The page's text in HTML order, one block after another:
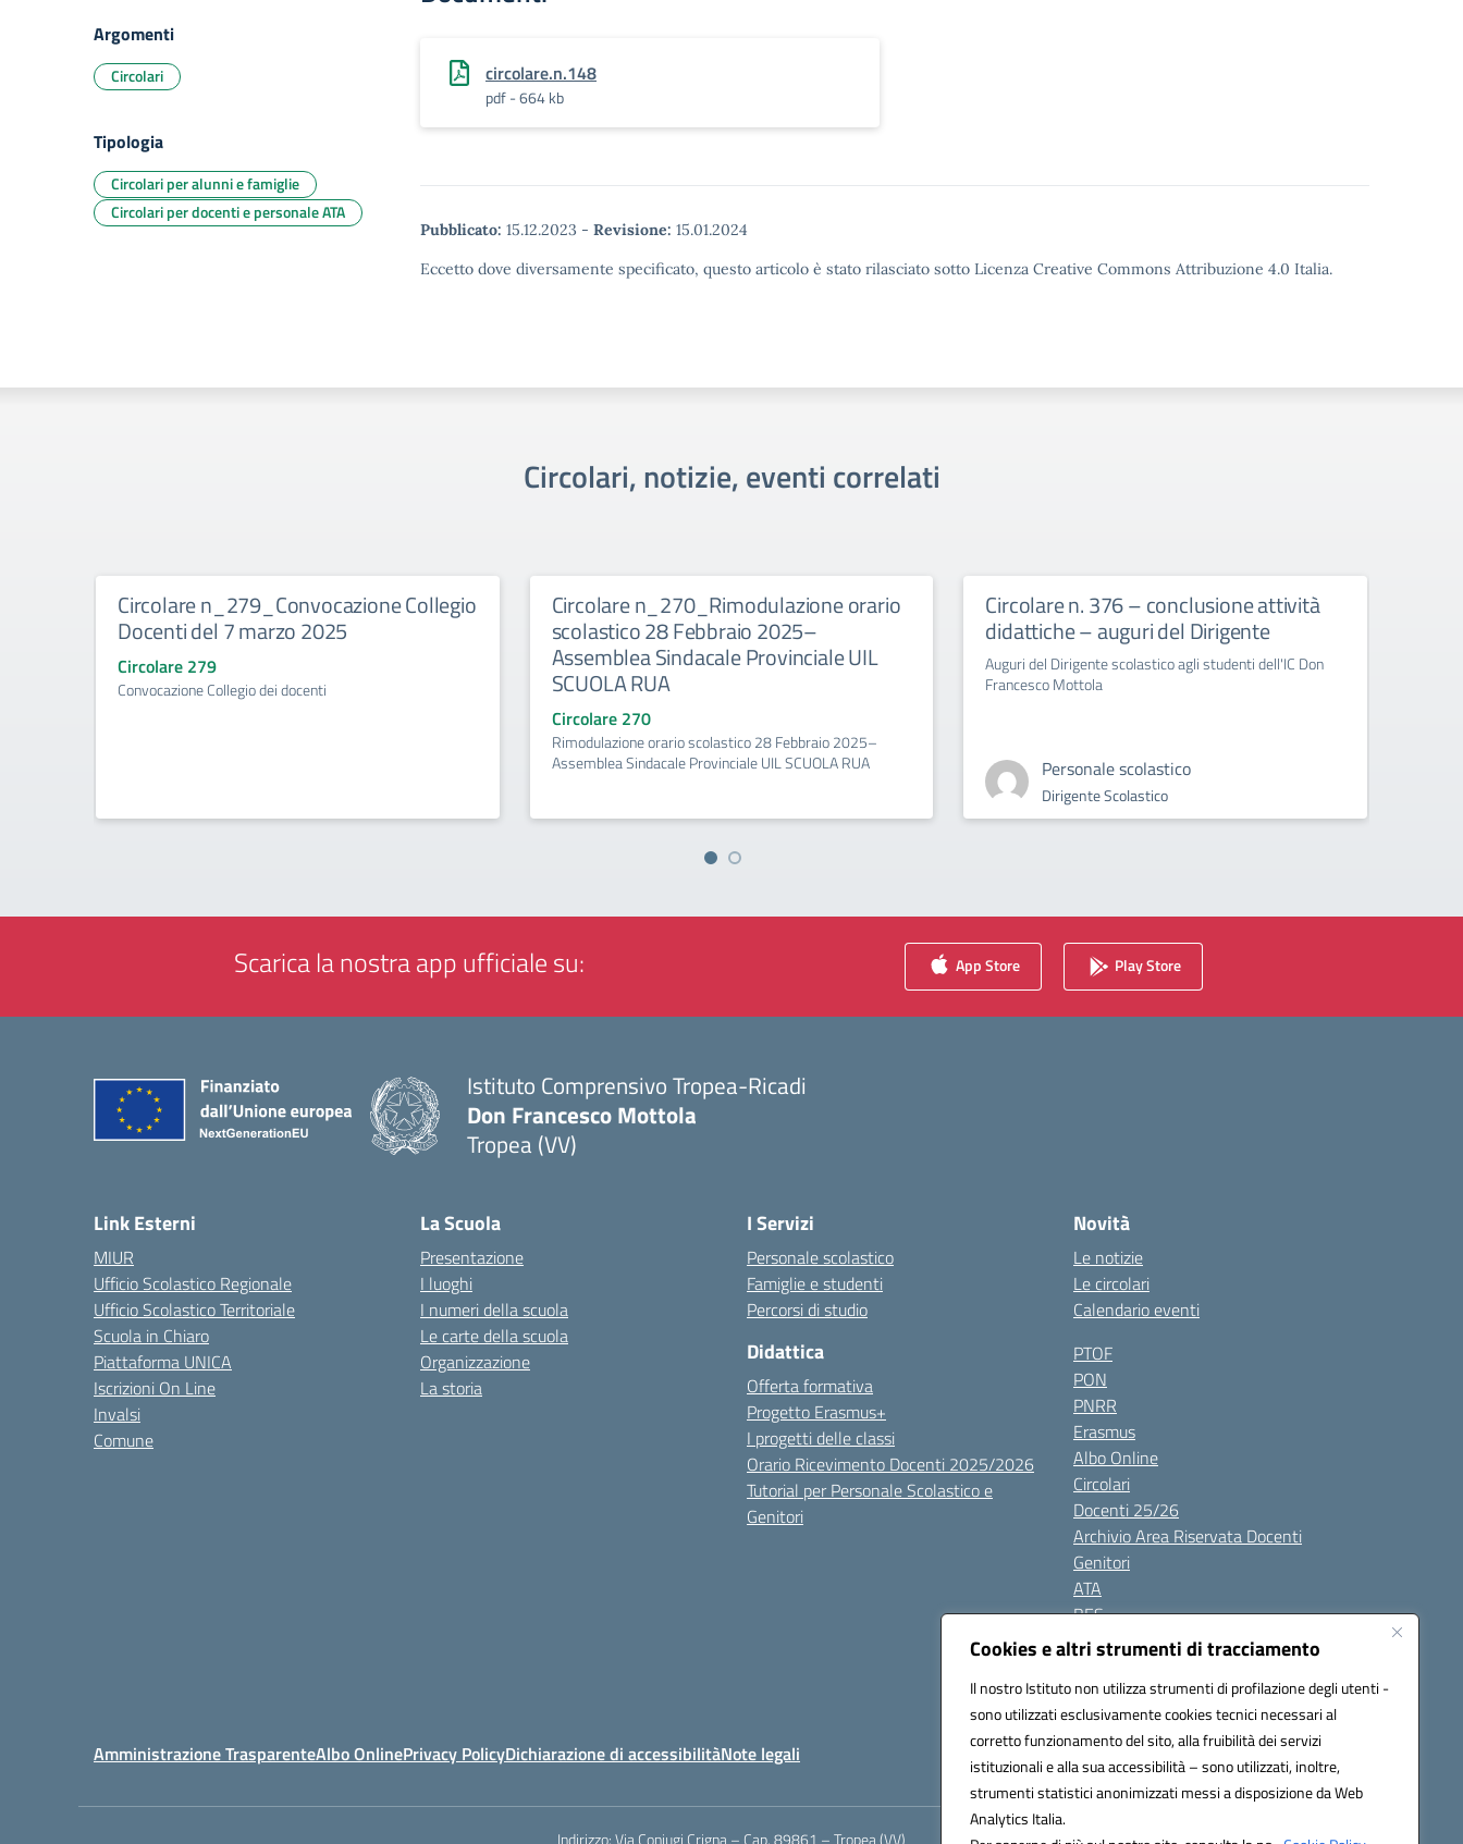
Cookies e altri strumenti di tracciamento
Il nostro Istituto non utilizza strumenti di profilazione degli utenti -
sono utilizzati esclusivamente cookies tecnici necessari al
corretto funzionamento del sito, alla fruibilità dei servizi
istituzionali e alla sua accessibilità – sono utilizzati, inoltre,
strumenti statistici anonimizzati messi a disposizione da Web
Analytics Italia.
circolare.n.148
pdf - 664 kb
Pubblicato: 15.12.2023 - Revisione: 15.01.2024
Eccetto dove diversamente specificato, questo articolo è stato rilasciato sotto Licenza Creative Commons Attribuzione 4.0 Italia.
Argomenti
Circolari
Tipologia
Circolari per alunni e famiglie
Circolari per docenti e personale ATA
Circolari, notizie, eventi correlati
Circolare n_279_Convocazione Collegio
Docenti del 7 marzo 2025
Circolare 279
Convocazione Collegio dei docenti
Circolare n_270_Rimodulazione orario
scolastico 28 Febbraio 2025–
Assemblea Sindacale Provinciale UIL
SCUOLA RUA
Circolare 270
Rimodulazione orario scolastico 28 Febbraio 2025–
Assemblea Sindacale Provinciale UIL SCUOLA RUA
Circolare n. 376 – conclusione attività
didattiche – auguri del Dirigente
Auguri del Dirigente scolastico agli studenti dell'IC Don
Francesco Mottola
Personale scolastico
Dirigente Scolastico
Scarica la nostra app ufficiale su: App Store Play Store
Istituto Comprensivo Tropea-Ricadi
Don Francesco Mottola
Tropea (VV)
Link Esterni
MIUR
Ufficio Scolastico Regionale
Ufficio Scolastico Territoriale
Scuola in Chiaro
Piattaforma UNICA
Iscrizioni On Line
Invalsi
Comune
La Scuola
Presentazione
I luoghi
I numeri della scuola
Le carte della scuola
Organizzazione
La storia
I Servizi
Personale scolastico
Famiglie e studenti
Percorsi di studio
Didattica
Offerta formativa
Progetto Erasmus+
I progetti delle classi
Orario Ricevimento Docenti 2025/2026
Tutorial per Personale Scolastico e
Genitori
Novità
Le notizie
Le circolari
Calendario eventi
PTOF
PON
PNRR
Erasmus
Albo Online
Circolari
Docenti 25/26
Archivio Area Riservata Docenti
Genitori
ATA
BES
Modulistica
Gallery
Amministrazione TrasparenteAlbo OnlinePrivacy PolicyDichiarazione di accessibilitàNote legali
Indirizzo:Via Coniugi Crigna – Cap. 89861 – Tropea (VV)